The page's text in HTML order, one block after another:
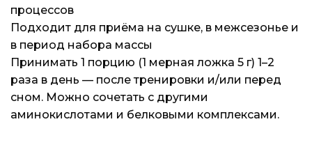
процессов
Подходит для приёма на сушке, в межсезонье и
в период набора массы
Принимать 1 порцию (1 мерная ложка 5 г) 1–2
раза в день — после тренировки и/или перед
сном. Можно сочетать с другими
аминокислотами и белковыми комплексами.